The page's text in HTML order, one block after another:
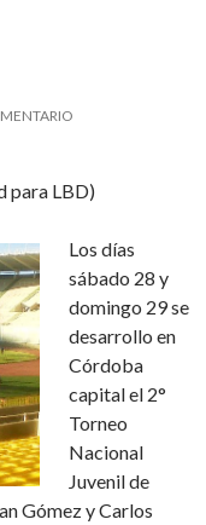
para LBD)
Los días
sábado 28 y
domingo 29 se
desarrollo en
Córdoba
capital el 2°
Torneo
Nacional
Juvenil de
Gómez y Carlos